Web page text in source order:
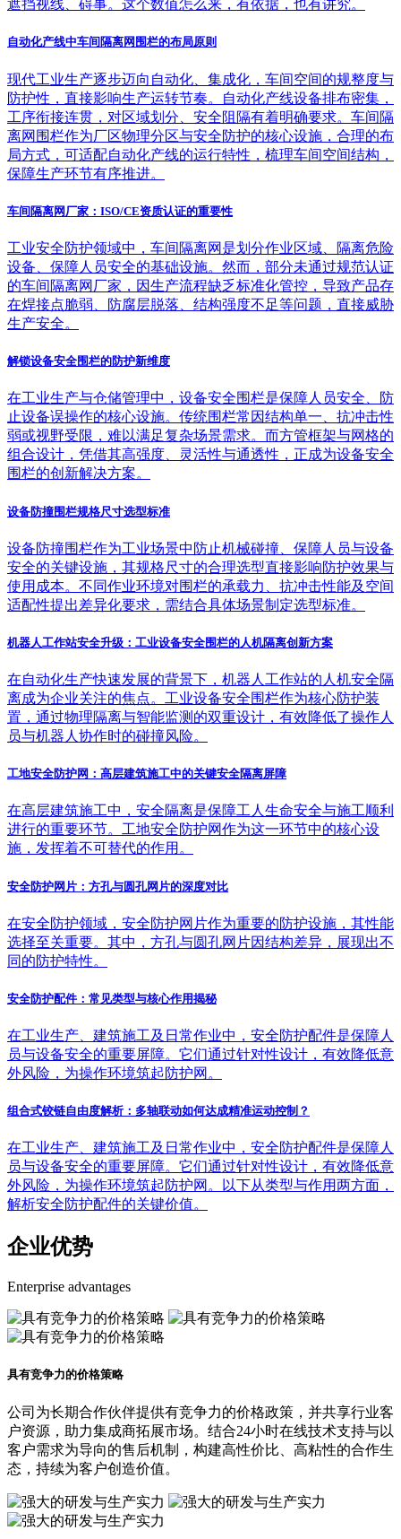
遮挡视线、碍事。这个数值怎么来，有依据，也有讲究。
自动化产线中车间隔离网围栏的布局原则
现代工业生产逐步迈向自动化、集成化，车间空间的规整度与
防护性，直接影响生产运转节奏。自动化产线设备排布密集，
工序衔接连贯，对区域划分、安全阻隔有着明确要求。车间隔
离网围栏作为厂区物理分区与安全防护的核心设施，合理的布
局方式，可适配自动化产线的运行特性，梳理车间空间结构，
保障生产环节有序推进。
车间隔离网厂家：ISO/CE资质认证的重要性
工业安全防护领域中，车间隔离网是划分作业区域、隔离危险
设备、保障人员安全的基础设施。然而，部分未通过规范认证
的车间隔离网厂家，因生产流程缺乏标准化管控，导致产品存
在焊接点脆弱、防腐层脱落、结构强度不足等问题，直接威胁
生产安全。
解锁设备安全围栏的防护新维度
在工业生产与仓储管理中，设备安全围栏是保障人员安全、防
止设备误操作的核心设施。传统围栏常因结构单一、抗冲击性
弱或视野受限，难以满足复杂场景需求。而方管框架与网格的
组合设计，凭借其高强度、灵活性与通透性，正成为设备安全
围栏的创新解决方案。
设备防撞围栏规格尺寸选型标准
设备防撞围栏作为工业场景中防止机械碰撞、保障人员与设备
安全的关键设施，其规格尺寸的合理选型直接影响防护效果与
使用成本。不同作业环境对围栏的承载力、抗冲击性能及空间
适配性提出差异化要求，需结合具体场景制定选型标准。
机器人工作站安全升级：工业设备安全围栏的人机隔离创新方案
在自动化生产快速发展的背景下，机器人工作站的人机安全隔
离成为企业关注的焦点。工业设备安全围栏作为核心防护装
置，通过物理隔离与智能监测的双重设计，有效降低了操作人
员与机器人协作时的碰撞风险。
工地安全防护网：高层建筑施工中的关键安全隔离屏障
在高层建筑施工中，安全隔离是保障工人生命安全与施工顺利
进行的重要环节。工地安全防护网作为这一环节中的核心设
施，发挥着不可替代的作用。
安全防护网片：方孔与圆孔网片的深度对比
在安全防护领域，安全防护网片作为重要的防护设施，其性能
选择至关重要。其中，方孔与圆孔网片因结构差异，展现出不
同的防护特性。
安全防护配件：常见类型与核心作用揭秘
在工业生产、建筑施工及日常作业中，安全防护配件是保障人
员与设备安全的重要屏障。它们通过针对性设计，有效降低意
外风险，为操作环境筑起防护网。
组合式铰链自由度解析：多轴联动如何达成精准运动控制？
在工业生产、建筑施工及日常作业中，安全防护配件是保障人
员与设备安全的重要屏障。它们通过针对性设计，有效降低意
外风险，为操作环境筑起防护网。以下从类型与作用两方面，
解析安全防护配件的关键价值。
企业优势
Enterprise advantages
具有竞争力的价格策略
公司为长期合作伙伴提供有竞争力的价格政策，并共享行业客
户资源，助力集成商拓展市场。结合24小时在线技术支持与以
客户需求为导向的售后机制，构建高性价比、高粘性的合作生
态，持续为客户创造价值。